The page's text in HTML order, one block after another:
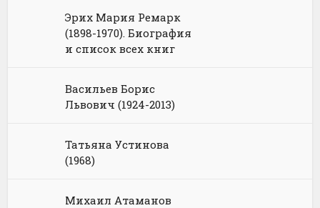
Эрих Мария Ремарк
(1898-1970). Биография
и список всех книг
Васильев Борис
Львович (1924-2013)
Татьяна Устинова
(1968)
Михаил Атаманов